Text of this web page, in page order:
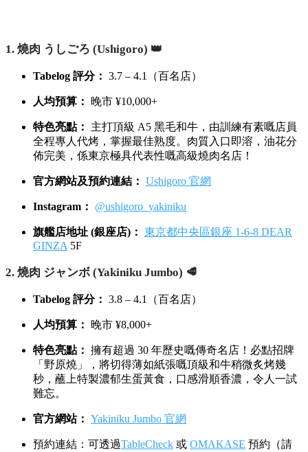
1. 燒肉 うしごろ (Ushigoro) 👑
Tabelog 評分： 3.7 – 4.1（百名店）
人均預算： 晚市 ¥10,000+
特色亮點：
主打頂級 A5 黑毛和牛，由訓練有素嘅店員
全程專人代烤，掌握最佳熟度。肉質入口即溶，油花分
佈完美，係東京極具代表性嘅高級燒肉名店！
官方網站及預約連結： Ushigoro 官網
Instagram： @ushigoro_yakiniku
旗艦店地址 (銀座店)： 東京都中央區銀座 1-6-8 DEAR
GINZA5F
2. 燒肉 ジャンボ (Yakiniku Jumbo) 🥩
Tabelog 評分： 3.8 – 4.1（百名店）
人均預算： 晚市 ¥8,000+
特色亮點： 擁有超過 30 年歷史嘅傳奇名店！必點招牌
「野原燒」，將切得薄如紙張嘅頂級和牛稍微炙烤幾
秒，蘸上特製濃郁生蛋黃食，口感滑順香濃，令人一試
難忘。
官方網站： Yakiniku Jumbo 官網
預約連結：可透過TableCheck 或 OMAKASE 預約（請